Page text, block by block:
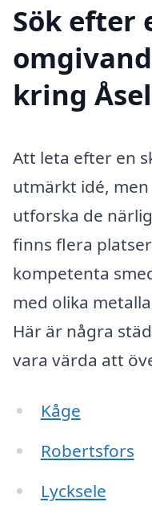
Sök efter
kring
Att leta efter en
utmärkt idé,
utforska de
finns flera
kompetenta
med olika
Här är några
vara värda att
Kåge
Robertsfors
Lycksele